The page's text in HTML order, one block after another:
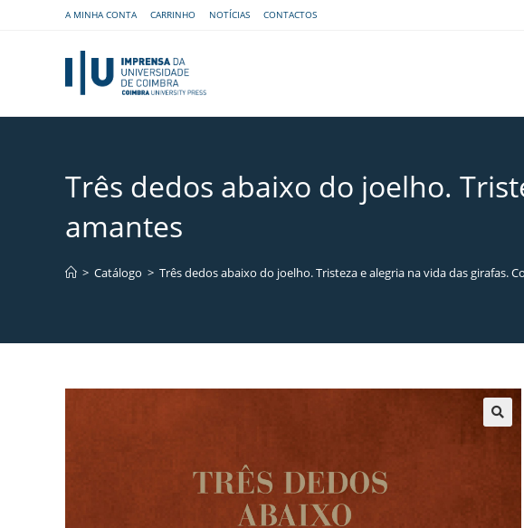
A MINHA CONTA CARRINHO NOTÍCIAS CONTACTOS
Três dedos abaixo do joelho.
amantes
> Catálogo > Três dedos abaixo do joelho. Tristeza e alegria na vida das girafas.